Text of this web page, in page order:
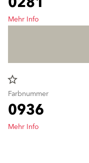
Mehr Info
star_border
Farbnummer
0936
Mehr Info